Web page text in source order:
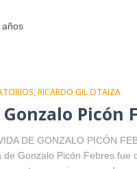
años
RICARDO GIL OTAIZA
Picón
DE GONZALO PICÓN
Gonzalo Picón Febres